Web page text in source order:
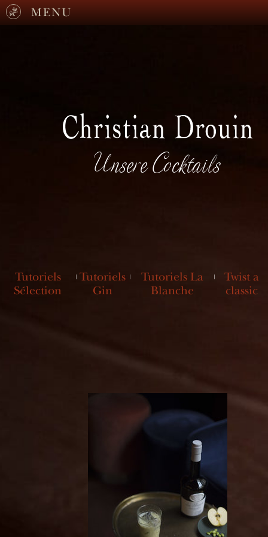
MENU
Unsere Cocktails
Tutoriels
Sélection
Tutoriels
Gin
Tutoriels La
Blanche
Twist a
classic